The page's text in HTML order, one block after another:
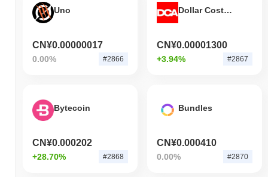
Uno
CN¥0.00000017
0.00% #2866
Dollar Cost Average
CN¥0.00001300
+3.94% #2867
Bytecoin
CN¥0.000202
+28.70% #2868
Bundles
CN¥0.000410
0.00% #2870